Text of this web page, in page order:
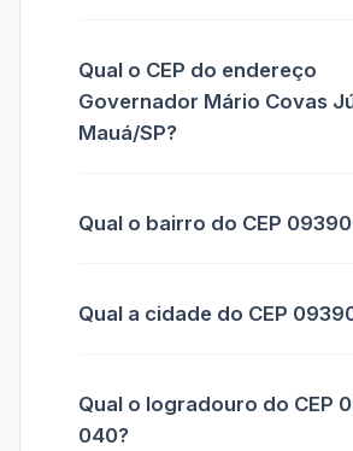
Qual o CEP do endereço
Governador Mário Covas
Mauá/SP?
Qual o bairro do CEP
Qual a cidade do CEP
Qual o logradouro do CEP
040?